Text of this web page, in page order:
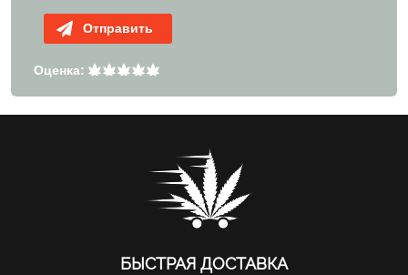
Отправить
Оценка:
БЫСТРАЯ ДОСТАВКА